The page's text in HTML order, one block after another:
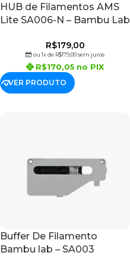
HUB de Filamentos AMS
Lite SA006-N – Bambu Lab
R$179,00
ou 1x de R$179,00sem juros
R$170,05 no PIX
VER PRODUTO
Buffer De Filamento
Bambu lab – SA003